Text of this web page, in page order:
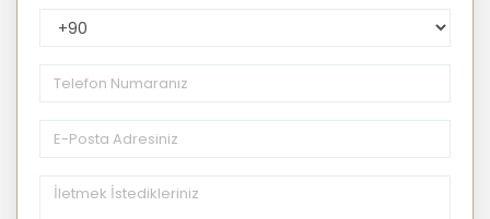
PhoneNumberCountryPhoneCode